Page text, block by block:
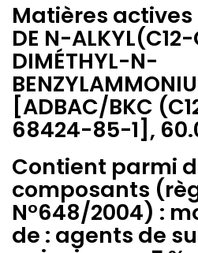
Matières actives :
DE N-
DIMÉTHYL-N-
[ADBAC/BKC
68424-85-1],
Contient parmi
composants
N°648/2004) :
de : agents de